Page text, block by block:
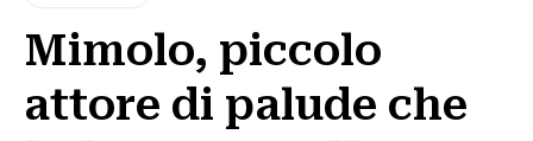
Mimolo, piccolo
attore di palude che